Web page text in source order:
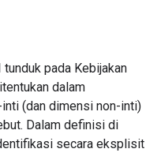
pada Kebijakan
dalam
(dan dimensi non-inti)
Dalam definisi di
secara eksplisit